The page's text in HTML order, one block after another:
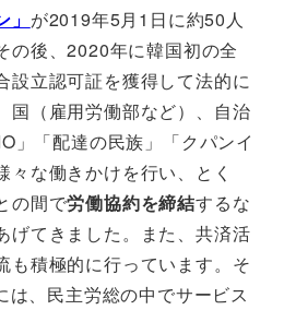
」 が2019年5月1日に約50人
の後、2020年に韓国初の全
設立認可証を獲得して法的に
国（雇用労働部など）、自治
」「配達の民族」「クパンイ
々な働きかけを行い、とく
の間で労働協約を締結するな
げてきました。また、共済活
も積極的に行っています。そ
は、民主労総の中でサービス